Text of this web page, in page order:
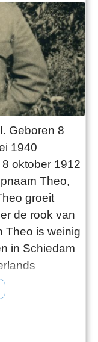
Geboren 8
1940
oktober 1912
Theo,
groeit
de rook van
Theo is weinig
in Schiedam
Schiedam.